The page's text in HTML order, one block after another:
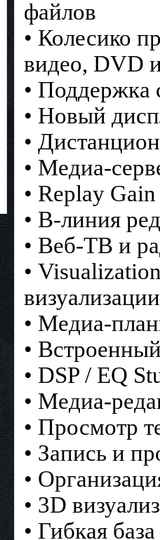
файлов
• Колесико
видео, DVD
• Поддержка
• Новый
•
• Медиа-
• Replay
• В-линия
• Веб-ТВ и
•
визуализации
• Медиа-
•
• DSP / EQ
• Медиа-
• Просмотр
• Запись и
•
• 3D
• Гибкая